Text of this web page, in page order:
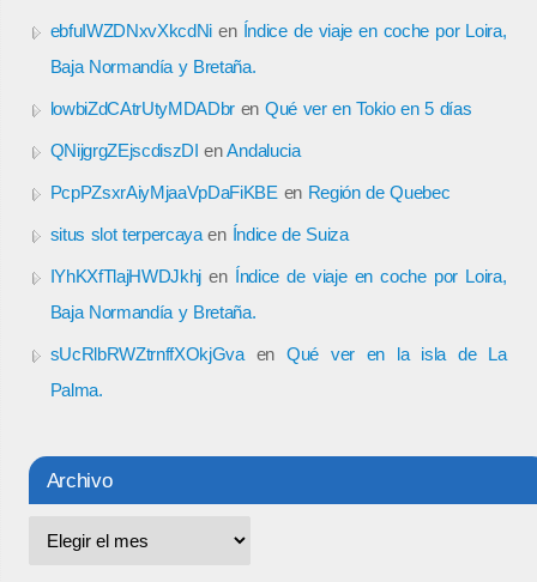
ebfuIWZDNxvXkcdNi en Índice de viaje en coche por Loira,
Baja Normandía y Bretaña.
lowbiZdCAtrUtyMDADbr en Qué ver en Tokio en 5 días
QNijgrgZEjscdiszDI enAndalucia
PcpPZsxrAiyMjaaVpDaFiKBE en Región de Quebec
situs slot terpercayaen Índice de Suiza
IYhKXfTlajHWDJkhj en Índice de viaje en coche por Loira,
Baja Normandía y Bretaña.
sUcRlbRWZtrnffXOkjGvaen Qué ver en la isla de La
Palma.
Archivo